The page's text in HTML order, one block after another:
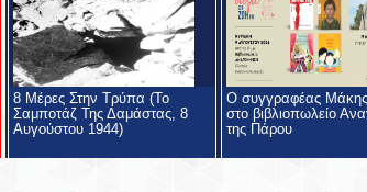
8 Μέρες Στην Τρύπα (Το
Σαμποτάζ Της Δαμάστας, 8
Αυγούστου 1944)
Ο συγγραφέας Μάκης
στο βιβλιοπωλείο
της Πάρου